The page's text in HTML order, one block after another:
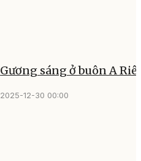
Gương sáng ở buôn A
2025-12-30 00:00